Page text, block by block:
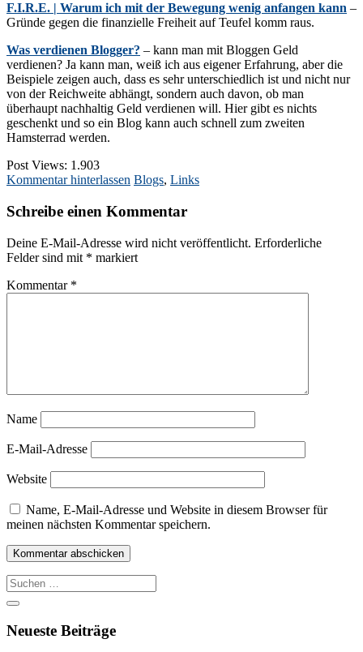
F.I.R.E. | Warum ich mit der Bewegung wenig anfangen kann –
Gründe gegen die finanzielle Freiheit auf Teufel komm raus.
Was verdienen Blogger? – kann man mit Bloggen Geld
verdienen? Ja kann man, weiß ich aus eigener Erfahrung, aber die
Beispiele zeigen auch, dass es sehr unterschiedlich ist und nicht nur
von der Reichweite abhängt, sondern auch davon, ob man
überhaupt nachhaltig Geld verdienen will. Hier gibt es nichts
geschenkt und so ein Blog kann auch schnell zum zweiten
Hamsterrad werden.
Post Views: 1.903
Kommentar hinterlassen Blogs, Links
Schreibe einen Kommentar
Deine E-Mail-Adresse wird nicht veröffentlicht. Erforderliche
Felder sind mit * markiert
Kommentar *
Name
E-Mail-Adresse
Website
Name, E-Mail-Adresse und Website in diesem Browser für
meinen nächsten Kommentar speichern.
Suche
nach:
Neueste Beiträge